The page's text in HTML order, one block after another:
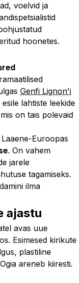
voelvid ja
hoonetes.
Genfi Lignon'i
lahtiste leekide
on tais polevaid
Euroopas
. On vahem
jarele
tagamiseks.
ilma
ajastu
avas uue
Esimesed kirikute
plastiline
areneb kiiresti.